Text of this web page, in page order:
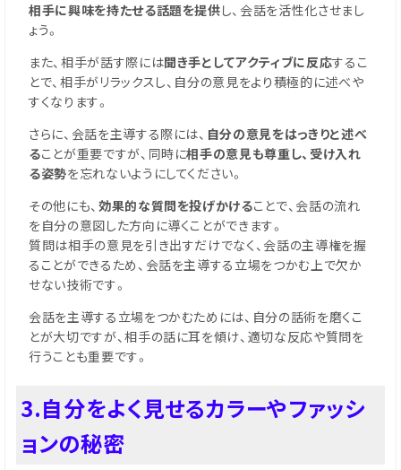
相手に興味を持たせる話題を提供し、会話を活性化させまし
ょう。
また、相手が話す際には聞き手としてアクティブに反応するこ
とで、相手がリラックスし、自分の意見をより積極的に述べや
すくなります。
さらに、会話を主導する際には、 自分の意見をはっきりと述べ
ることが重要ですが、同時に相手の意見も尊重し、受け入れ
る姿勢を忘れないようにしてください。
その他にも、 効果的な質問を投げかけることで、会話の流れ
を自分の意図した方向に導くことができます。
質問は相手の意見を引き出すだけでなく、会話の主導権を握
ることができるため、会話を主導する立場をつかむ上で欠か
せない技術です。
会話を主導する立場をつかむためには、自分の話術を磨くこ
とが大切ですが、相手の話に耳を傾け、適切な反応や質問を
行うことも重要です。
3.自分をよく見せるカラーやファッシ
ョンの秘密